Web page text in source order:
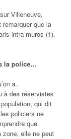
Villeneuve,
que la
intra-muros (1).
la police…
a.
à des réservistes
qui dit
policiers ne
que
zone, elle ne peut